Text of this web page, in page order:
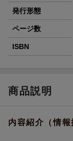
発行形態
ページ数
ISBN
商品説明
内容紹介（情報